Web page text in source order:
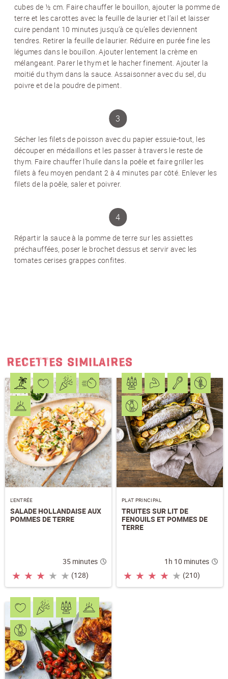
cubes de ½ cm. Faire chauffer le bouillon, ajouter la pomme de
terre et les carottes avec la feuille de laurier et l’ail et laisser
cuire pendant 10 minutes jusqu’à ce qu’elles deviennent
tendres. Retirer la feuille de laurier. Réduire en purée fine les
légumes dans le bouillon. Ajouter lentement la crème en
mélangeant. Parer le thym et le hacher finement. Ajouter la
moitié du thym dans la sauce. Assaisonner avec du sel, du
poivre et de la poudre de piment.
Sécher les filets de poisson avec du papier essuie-tout, les
découper en médaillons et les passer à travers le reste de
thym. Faire chauffer l’huile dans la poêle et faire griller les
filets à feu moyen pendant 2 à 4 minutes par côté. Enlever les
filets de la poêle, saler et poivrer.
Répartir la sauce à la pomme de terre sur les assiettes
préchauffées, poser le brochet dessus et servir avec les
tomates cerises grappes confites.
RECETTES SIMILAIRES
L’ENTRÉE
SALADE HOLLANDAISE AUX
POMMES DE TERRE
35 minutes
★ ★ ★ ★ ★ (128)
PLAT PRINCIPAL
TRUITES SUR LIT DE
FENOUILS ET POMMES DE
TERRE
1h 10 minutes
★ ★ ★ ★ ★ (210)
NEWSLETTER
Inscrivez-vous et recevez 12 fois par an les
nouvelles sur les pommes de terre.
TITRE (OPTIONAL)
Veuillez choisir...
PRÉNOM*
J'accepteles conditions générales et
protection des données*